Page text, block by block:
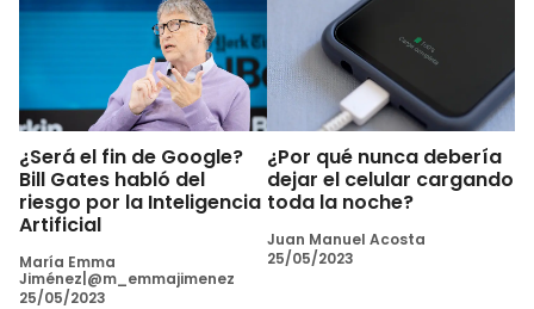
¿Será el fin de Google?
Bill Gates habló del
riesgo por la Inteligencia
Artificial
María Emma
Jiménez|@m_emmajimenez
25/05/2023
¿Por qué nunca debería
dejar el celular cargando
toda la noche?
Juan Manuel Acosta
25/05/2023